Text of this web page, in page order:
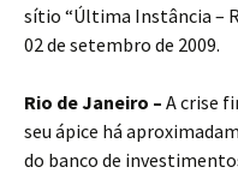
sítio “Última Instância –
02 de setembro de 2009.
Rio de Janeiro – A crise
seu ápice há
do banco de